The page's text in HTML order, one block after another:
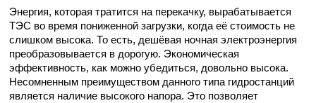
Энергия, которая тратится на перекачку, вырабатывается
ТЭС во время пониженной загрузки, когда её стоимость не
слишком высока. То есть, дешёвая ночная электроэнергия
преобразовывается в дорогую. Экономическая
эффективность, как можно убедиться, довольно высока.
Несомненным преимуществом данного типа гидростанций
является наличие высокого напора. Это позволяет